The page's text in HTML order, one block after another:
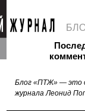
Блог «ПТЖ» — это
журнала Леонид